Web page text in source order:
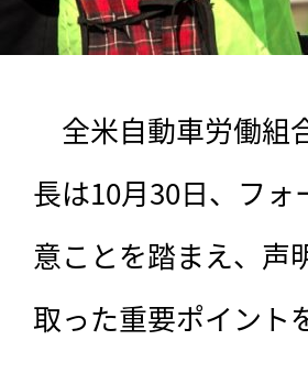
全米自動車労働組
長は10月30日、フ
意ことを踏まえ、声
取った重要ポイント